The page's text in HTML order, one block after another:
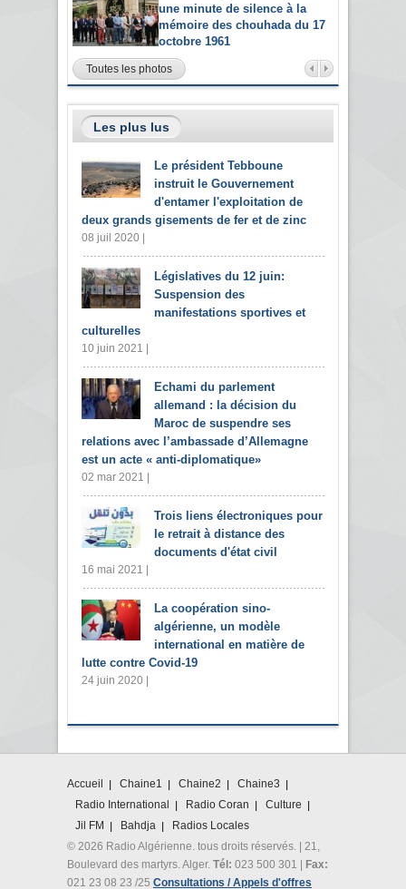
une minute de silence à la
mémoire des chouhada du 17
octobre 1961
Toutes les photos
Les plus lus
Le président Tebboune
instruit le Gouvernement
d'entamer l'exploitation de
deux grands gisements de fer et de zinc
08 juil 2020 |
Législatives du 12 juin:
Suspension des
manifestations sportives et
culturelles
10 juin 2021 |
Echami du parlement
allemand : la décision du
Maroc de suspendre ses
relations avec l’ambassade d’Allemagne
est un acte « anti-diplomatique»
02 mar 2021 |
Trois liens électroniques pour
le retrait à distance des
documents d'état civil
16 mai 2021 |
La coopération sino-
algérienne, un modèle
international en matière de
lutte contre Covid-19
24 juin 2020 |
Accueil Chaine1 Chaine2
Chaine3
Radio International
Radio Coran
Culture
Jil FM
Bahdja
Radios Locales
© 2026 Radio Algérienne. tous droits réservés. | 21,
Boulevard des martyrs. Alger. Tél: 023 500 301 | Fax:
021 23 08 23 /25 Consultations / Appels d'offres